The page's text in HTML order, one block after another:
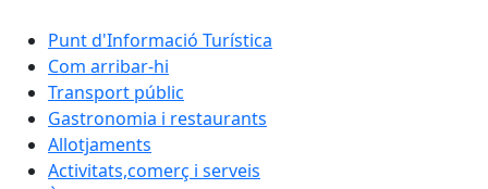
Punt d'Informació Turística
Com arribar-hi
Transport públic
Gastronomia i restaurants
Allotjaments
Activitats,comerç i serveis